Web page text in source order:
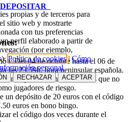
DEPOSITAR
Del 04 de octubre hasta el 06 de
las 23:59h, hora peninsular española.
en la promoción los usuarios que no
jugadores de riesgo.
un depósito de 20 euros con el código
euros en bono bingo.
el código dos veces durante el
propias y de terceros para
sitio web y mostrarte
con tus preferencias
perfil elaborado a partir de
(por ejemplo,
Política de cookies|Cómo
personal
RECHAZAR ACEPTAR